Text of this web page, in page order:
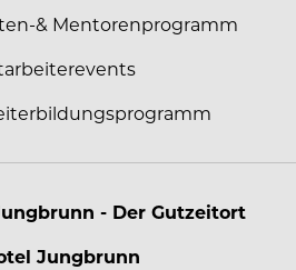
& Mentorenprogramm
- Der Gutzeitort
Jungbrunn